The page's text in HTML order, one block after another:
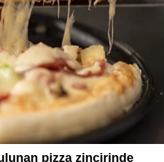
pizza zincirinde